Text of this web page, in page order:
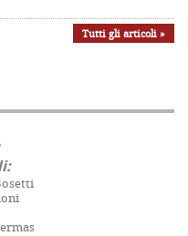
Tutti gli articoli »